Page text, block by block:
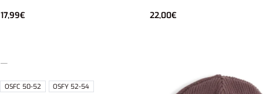
17,99€ 22,00€
OSFC 50-52
OSFY 52-54